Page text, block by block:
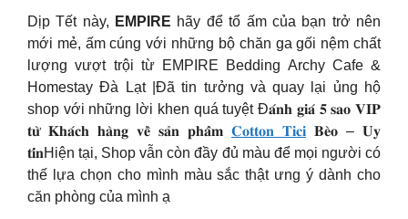
Dịp Tết này, EMPIRE hãy để tổ ấm của bạn trở nên
mới mẻ, ấm cúng với những bộ chăn ga gối nệm chất
lượng vượt trội từ EMPIRE Bedding Archy Cafe &
Homestay Đà Lạt |Đã tin tưởng và quay lại ủng hộ
shop với những lời khen quá tuyệt ️Đ𝐚́𝐧𝐡 𝐠𝐢𝐚́ 𝟓 𝐬𝐚𝐨 𝐕𝐈𝐏
𝐭𝐮̛̀ 𝐊𝐡𝐚́𝐜𝐡 𝐡𝐚̀𝐧𝐠 𝐯𝐞̂̀ 𝐬𝐚̉𝐧 𝐩𝐡𝐚̂̉𝐦 𝐂𝐨𝐭𝐭𝐨𝐧 𝐓𝐢𝐜𝐢 𝐁𝐞̀𝐨 – 𝐔𝐲
𝐭𝐢́𝐧Hiện tại, Shop vẫn còn đầy đủ màu để mọi người có
thế lựa chọn cho mình màu sắc thật ưng ý dành cho
căn phòng của mình ạ